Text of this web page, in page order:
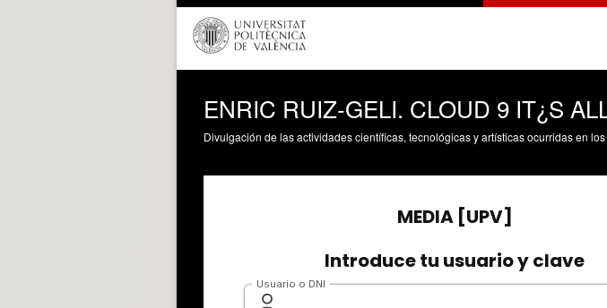
ENRIC RUIZ-GELI. CLOUD 9 IT¿S
Divulgación de las actividades científicas, tecnológicas y artísticas ocurridas en